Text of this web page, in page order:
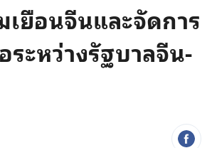
ยือนจีนและจัดการ
ะหว่างรัฐบาลจีน-